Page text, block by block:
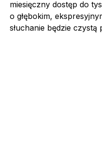
miesięczny dostęp do
o głębokim,
słuchanie będzie czystą